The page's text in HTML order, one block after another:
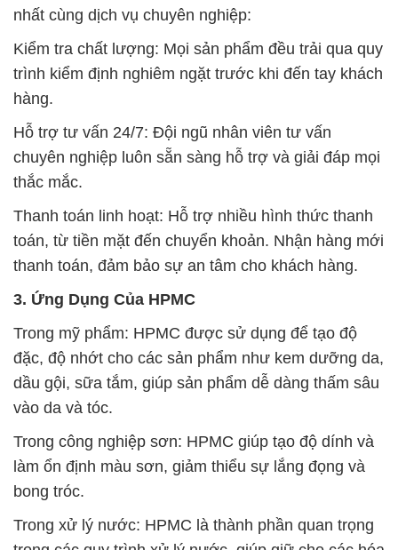
nhất cùng dịch vụ chuyên nghiệp:
Kiểm tra chất lượng: Mọi sản phẩm đều trải qua quy
trình kiểm định nghiêm ngặt trước khi đến tay khách
hàng.
Hỗ trợ tư vấn 24/7: Đội ngũ nhân viên tư vấn
chuyên nghiệp luôn sẵn sàng hỗ trợ và giải đáp mọi
thắc mắc.
Thanh toán linh hoạt: Hỗ trợ nhiều hình thức thanh
toán, từ tiền mặt đến chuyển khoản. Nhận hàng mới
thanh toán, đảm bảo sự an tâm cho khách hàng.
3. Ứng Dụng Của HPMC
Trong mỹ phẩm: HPMC được sử dụng để tạo độ
đặc, độ nhớt cho các sản phẩm như kem dưỡng da,
dầu gội, sữa tắm, giúp sản phẩm dễ dàng thấm sâu
vào da và tóc.
Trong công nghiệp sơn: HPMC giúp tạo độ dính và
làm ổn định màu sơn, giảm thiểu sự lắng đọng và
bong tróc.
Trong xử lý nước: HPMC là thành phần quan trọng